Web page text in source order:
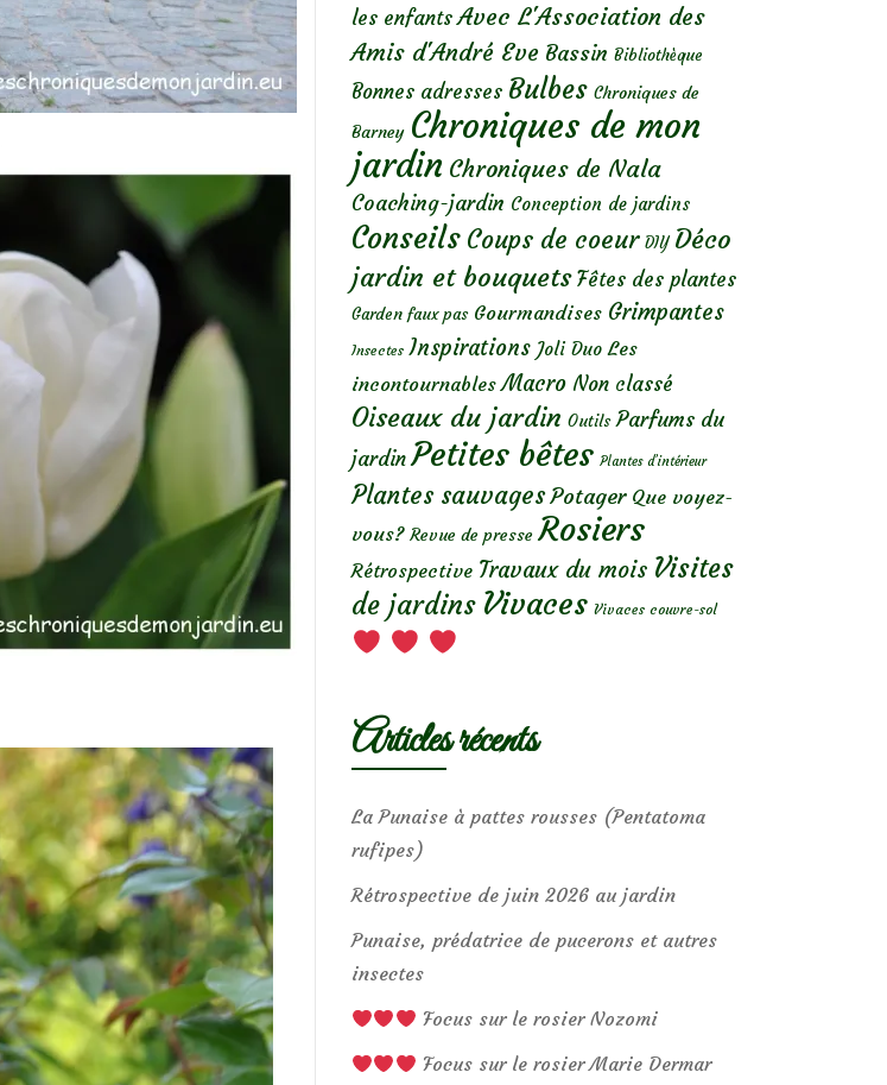
les enfants Avec L'Association des
Amis d'André Eve Bassin Bibliothèque
Bonnes adresses Bulbes Chroniques de
Barney Chroniques de mon
jardin Chroniques de Nala
Coaching-jardin Conception de jardins
Conseils Coups de coeur DIY Déco
jardin et bouquets Fêtes des plantes
Garden faux pas Gourmandises Grimpantes
Insectes Inspirations Joli Duo Les
incontournables Macro Non classé
Oiseaux du jardin Outils Parfums du
jardin Petites bêtes Plantes d’intérieur
Plantes sauvages Potager Que voyez-
vous? Revue de presse Rosiers
Rétrospective Travaux du mois Visites
de jardins Vivaces Vivaces couvre-sol
Articles récents
La Punaise à pattes rousses (Pentatoma
rufipes)
Rétrospective de juin 2026 au jardin
Punaise, prédatrice de pucerons et autres
insectes
Focus sur le rosier Nozomi
Focus sur le rosier Marie Dermar